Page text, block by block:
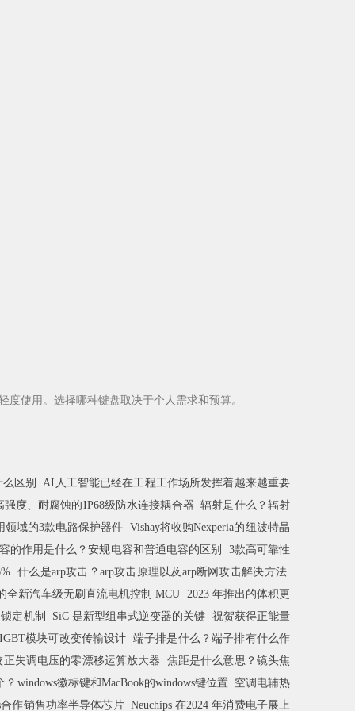
使用。选择哪种键盘取决于个人需求和预算。
区别
AI人工智能已经在工程工作场所发挥着越来越重要
强度、耐腐蚀的IP68级防水连接耦合器
辐射是什么？辐射
领域的3款电路保护器件 Vishay将收购Nexperia的纽波特晶
的作用是什么？安规电容和普通电容的区别
3款高可靠性
什么是arp攻击？arp攻击原理以及arp断网攻击解决方法
全新汽车级无刷直流电机控制 MCU
2023 年推出的体积更
定机制 SiC 是新型组串式逆变器的关键 祝贺获得正能量
模块可改变传输设计
端子排是什么？端子排有什么作
失调电压的零漂移运算放大器
焦距是什么意思？镜头焦
？windows徽标键和MacBook的windows键位置
空调电辅热
合作销售功率半导体芯片 Neuchips 在2024 年消费电子展上